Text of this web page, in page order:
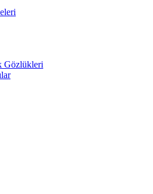
Gözlükleri